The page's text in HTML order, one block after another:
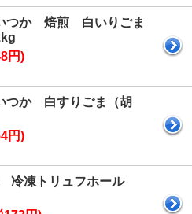
つか 焙煎 白いりごま
円)
つか 白すりごま（胡
円)
冷凍トリュフホール